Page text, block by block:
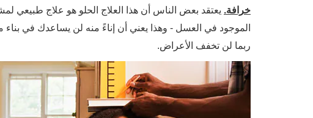
خرافة. يعتقد بعض الناس أن هذا العلاج الحلو هو علاج طبيعي
الموجود في العسل - وهذا يعني أن إناءً منه لن يساعدك في بناء
ربما لن تخفف الأعراض.